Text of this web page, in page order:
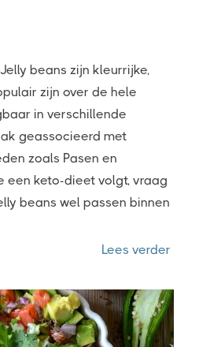
beans zijn kleurrijke,
zijn over de hele
in verschillende
geassocieerd met
zoals Pasen en
een keto-dieet volgt, vraag
beans wel passen binnen
Lees verder